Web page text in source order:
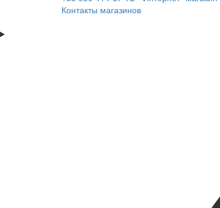
Контакты магазинов